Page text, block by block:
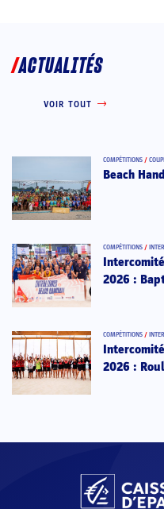
ACTUALITÉS
VOIR TOUT
COMPÉTITIONS /
Beach
COMPÉTITIONS /
2026 :
COMPÉTITIONS /
2026 :